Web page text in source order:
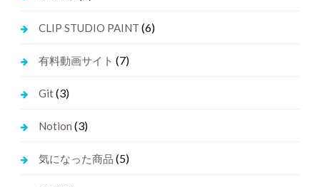
CLIP STUDIO PAINT (6)
有料動画サイト (7)
Git(3)
Notion (3)
気になった商品 (5)